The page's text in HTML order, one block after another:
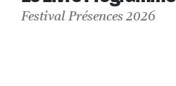
Festival Présences 2026